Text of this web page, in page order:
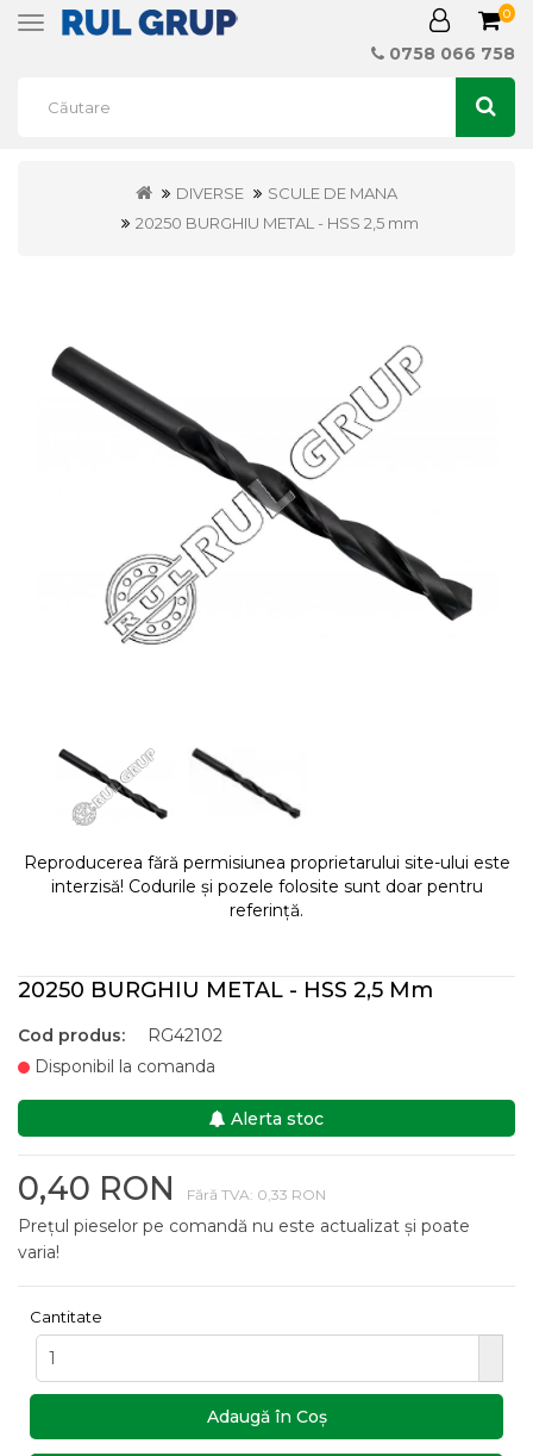
Toggle
0
0758 066 758
DIVERSE
SCULE DE MANA
20250 BURGHIU METAL - HSS 2,5 mm
Reproducerea fără permisiunea proprietarului site-ului este
interzisă! Codurile și pozele folosite sunt doar pentru
referință.
20250 BURGHIU METAL - HSS 2,5 Mm
Cod produs:
RG42102
Disponibil la comanda
Alerta stoc
0,40 RON Fără TVA: 0,33 RON
Prețul pieselor pe comandă nu este actualizat și poate
varia!
Cantitate
Adaugă în Coş